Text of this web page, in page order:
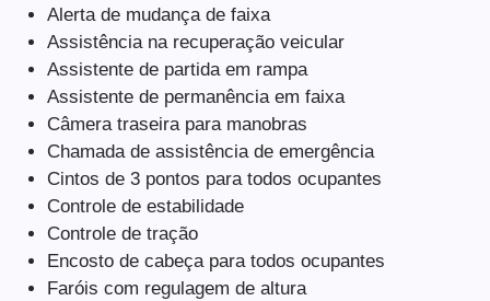
Alerta de mudança de faixa
Assistência na recuperação veicular
Assistente de partida em rampa
Assistente de permanência em faixa
Câmera traseira para manobras
Chamada de assistência de emergência
Cintos de 3 pontos para todos ocupantes
Controle de estabilidade
Controle de tração
Encosto de cabeça para todos ocupantes
Faróis com regulagem de altura